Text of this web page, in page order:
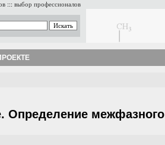
::: выбор профессионалов
Определение межфазного